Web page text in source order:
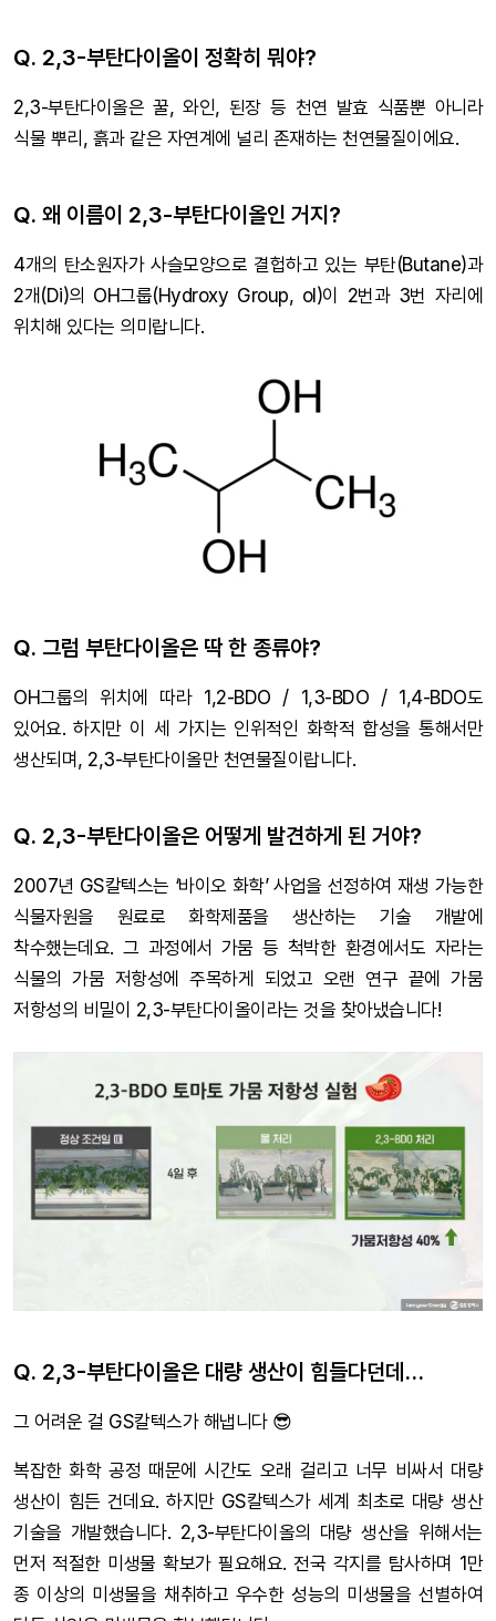
Q. 2,3-부탄다이올이 정확히 뭐야?
2,3-부탄다이올은 꿀, 와인, 된장 등 천연 발효 식품뿐 아니라
식물 뿌리, 흙과 같은 자연계에 널리 존재하는 천연물질이에요.
Q. 왜 이름이 2,3-부탄다이올인 거지?
4개의 탄소원자가 사슬모양으로 결헙하고 있는 부탄(Butane)과
2개(Di)의 OH그룹(Hydroxy Group, ol)이 2번과 3번 자리에
위치해 있다는 의미랍니다.
Q. 그럼 부탄다이올은 딱 한 종류야?
OH그룹의 위치에 따라 1,2-BDO / 1,3-BDO / 1,4-BDO도
있어요. 하지만 이 세 가지는 인위적인 화학적 합성을 통해서만
생산되며, 2,3-부탄다이올만 천연물질이랍니다.
Q. 2,3-부탄다이올은 어떻게 발견하게 된 거야?
2007년 GS칼텍스는 ‘바이오 화학’ 사업을 선정하여 재생 가능한
식물자원을 원료로 화학제품을 생산하는 기술 개발에
착수했는데요. 그 과정에서 가뭄 등 척박한 환경에서도 자라는
식물의 가뭄 저항성에 주목하게 되었고 오랜 연구 끝에 가뭄
저항성의 비밀이 2,3-부탄다이올이라는 것을 찾아냈습니다!
Q. 2,3-부탄다이올은 대량 생산이 힘들다던데…
그 어려운 걸 GS칼텍스가 해냅니다 😎
복잡한 화학 공정 때문에 시간도 오래 걸리고 너무 비싸서 대량
생산이 힘든 건데요. 하지만 GS칼텍스가 세계 최초로 대량 생산
기술을 개발했습니다. 2,3-부탄다이올의 대량 생산을 위해서는
먼저 적절한 미생물 확보가 필요해요. 전국 각지를 탐사하며 1만
종 이상의 미생물을 채취하고 우수한 성능의 미생물을 선별하여